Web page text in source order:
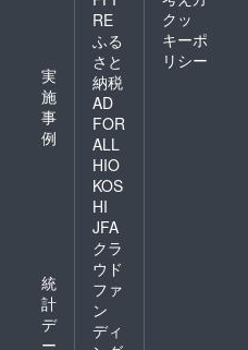
実
施
事
例
統
計
デ
ー
RE
ふる
さと
納税
AD
FOR
ALL
HIO
KOS
HI
JFA
クラ
ウド
ファ
ン
ディ
クッ
キーポ
リシー